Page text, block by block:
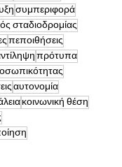
συμπεριφορά
σταδιοδρομίας
πεποιθήσεις
πρότυπα
αυτονομία
κοινωνική θέση